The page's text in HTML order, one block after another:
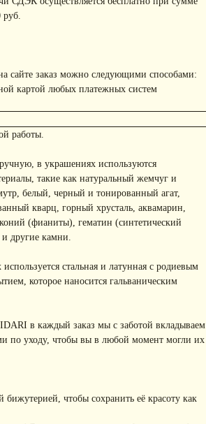
руб.
сайте заказ можно следующими способами:
картой любых платежных систем
работы.
в украшениях используются
такие как натуральный жемчуг и
белый, черный и тонированный агат,
кварц, горный хрусталь, аквамарин,
(фианиты), гематин (синтетический
и другие камни.
стальная и латунная с родиевым
которое наносится гальваническим
в каждый заказ мы с заботой вкладываем
по уходу, чтобы вы в любой момент могли их
бижутерией, чтобы сохранить её красоту как